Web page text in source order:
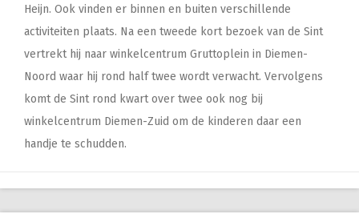
Heijn. Ook vinden er binnen en buiten verschillende
activiteiten plaats. Na een tweede kort bezoek van de Sint
vertrekt hij naar winkelcentrum Gruttoplein in Diemen-
Noord waar hij rond half twee wordt verwacht. Vervolgens
komt de Sint rond kwart over twee ook nog bij
winkelcentrum Diemen-Zuid om de kinderen daar een
handje te schudden.